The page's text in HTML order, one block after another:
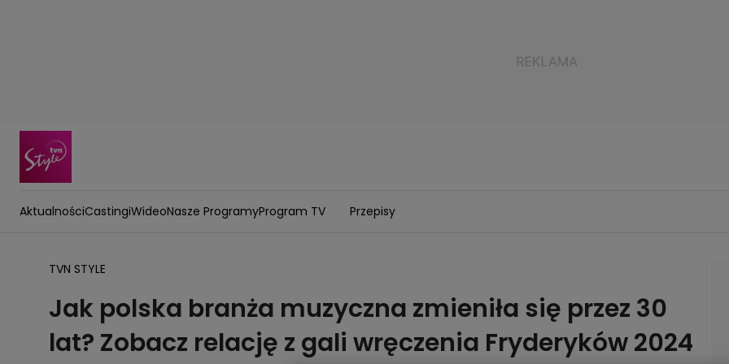
AktualnościCastingiWideoNasze ProgramyProgram TV Przepisy
TVN STYLE
Jak polska branża muzyczna zmieniła się przez 30
lat? Zobacz relację z gali wręczenia Fryderyków 2024